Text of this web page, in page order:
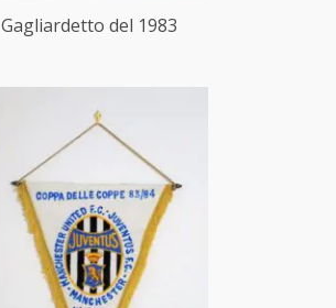
Gagliardetto del 1983